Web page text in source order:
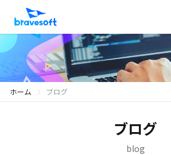
ホーム ブログ
ブログ
blog